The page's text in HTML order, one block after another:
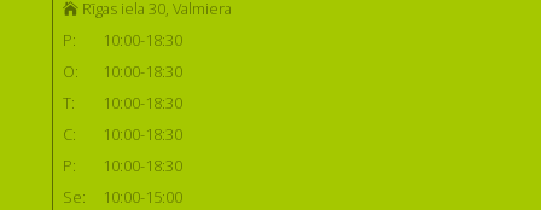
Rīgas iela 30, Valmiera
P:
10:00-18:30
O:
10:00-18:30
T:
10:00-18:30
C:
10:00-18:30
P:
10:00-18:30
Se:
10:00-15:00